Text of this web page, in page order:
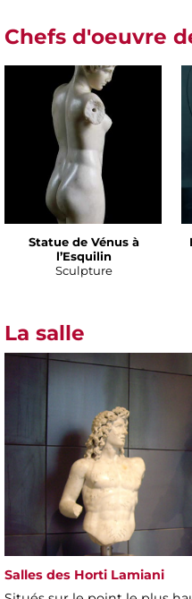
Chefs d'oeuvre
Statue de Vénus à
l’Esquilin
Sculpture
La salle
Salles des Horti Lamiani